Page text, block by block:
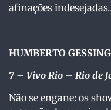
afinações
HUMBERTO
7 – Vivo Rio – Rio de
Não se engane: os